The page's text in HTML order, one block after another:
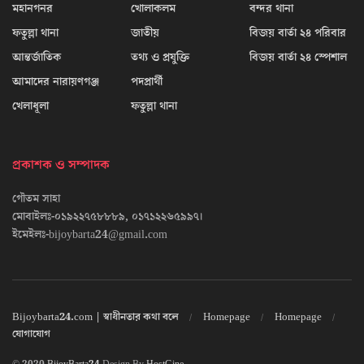
মহানগনর
ফতুল্লা থানা
আন্তর্জাতিক
আমাদের নারায়ণগঞ্জ
খেলাধূলা
খোলাকলম
জাতীয়
তথ্য ও প্রযুক্তি
পদপ্রার্থী
ফতুল্লা থানা
বন্দর থানা
বিজয় বার্তা ২৪ পরিবার
বিজয় বার্তা ২৪ স্পেশাল
প্রকাশক ও সম্পাদক
গৌতম সাহা
মোবাইলঃ-০১৯২২৭৫৮৮৮৯, ০১৭১২২৬৫৯৯৭।
ইমেইলঃ-bijoybarta24@gmail.com
Bijoybarta24.com | স্বাধীনতার কথা বলে Homepage
Homepage
যোগাযোগ